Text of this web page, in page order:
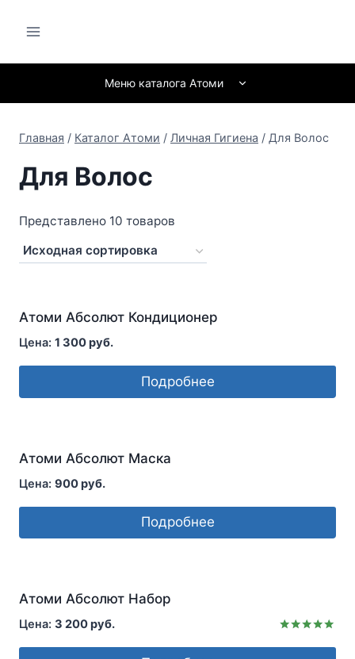
Меню каталога Атоми
дочернее
меню
Главная / Каталог Атоми / Личная Гигиена / Для Волос
Для Волос
Представлено 10 товаров
Атоми Абсолют Кондиционер
1 300руб.
Подробнее
Атоми Абсолют Маска
900руб.
Подробнее
Атоми Абсолют Набор
3 200руб.